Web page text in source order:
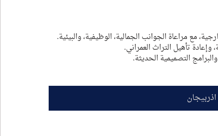
مع مراعاة الجوانب الجمالية، الوظيفية، والبيئية.
تأهيل التراث العمراني.
التصميمية الحديثة.